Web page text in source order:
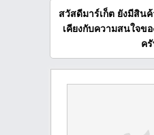
สวัสดีมาร์เก็ต ยังมีสิน
เคียงกับความสนใจข
ค